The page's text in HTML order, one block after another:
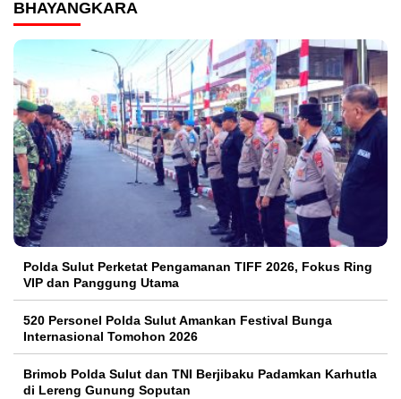
BHAYANGKARA
Polda Sulut Perketat Pengamanan TIFF 2026, Fokus Ring
VIP dan Panggung Utama
520 Personel Polda Sulut Amankan Festival Bunga
Internasional Tomohon 2026
Brimob Polda Sulut dan TNI Berjibaku Padamkan Karhutla
di Lereng Gunung Soputan